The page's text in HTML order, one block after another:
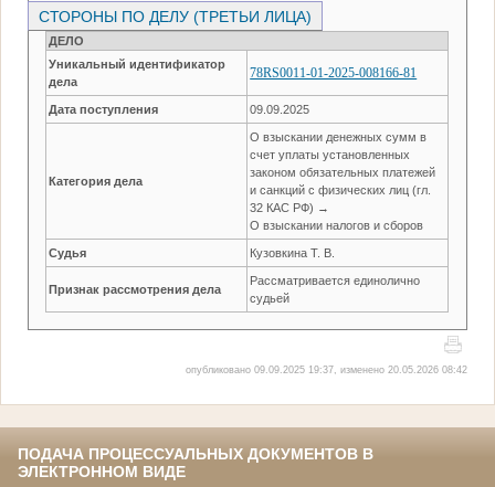
СТОРОНЫ ПО ДЕЛУ (ТРЕТЬИ ЛИЦА)
ДЕЛО
Уникальный идентификатор
дела
78RS0011-01-2025-008166-81
Дата поступления 09.09.2025
Категория дела
О взыскании денежных сумм в
счет уплаты установленных
законом обязательных платежей
и санкций с физических лиц (гл.
32 КАС РФ) →
О взыскании налогов и сборов
Судья Кузовкина Т. В.
Признак рассмотрения дела
Рассматривается единолично
судьей
опубликовано 09.09.2025 19:37, изменено 20.05.2026 08:42
ПОДАЧА ПРОЦЕССУАЛЬНЫХ ДОКУМЕНТОВ В
ЭЛЕКТРОННОМ ВИДЕ